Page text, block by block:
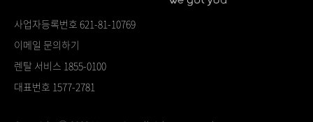
사업자등록번호 621-81-10769
이메일 문의하기
렌탈 서비스 1855-0100
대표번호 1577-2781